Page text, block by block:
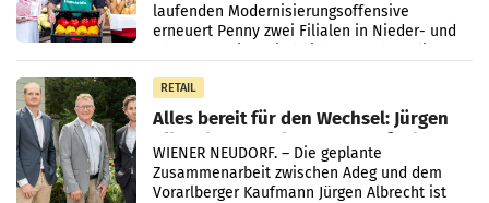
laufenden Modernisierungsoffensive
erneuert Penny zwei Filialen in Nieder- und
RETAIL
Alles bereit für den Wechsel: Jürgen
Albrecht setzt ab 1.1.2027 auf Adeg
WIENER NEUDORF. – Die geplante
Zusammenarbeit zwischen Adeg und dem
Vorarlberger Kaufmann Jürgen Albrecht ist